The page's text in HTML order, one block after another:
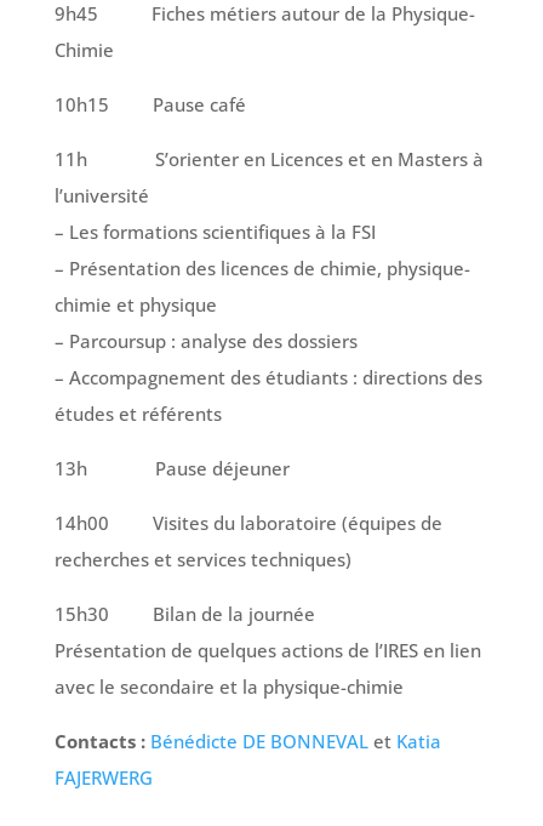
9h45 Fiches métiers autour de la Physique-
Chimie
10h15 Pause café
11h S’orienter en Licences et en Masters à
l’université
– Les formations scientifiques à la FSI
– Présentation des licences de chimie, physique-
chimie et physique
– Parcoursup : analyse des dossiers
– Accompagnement des étudiants : directions des
études et référents
13h Pause déjeuner
14h00 Visites du laboratoire (équipes de
recherches et services techniques)
15h30 Bilan de la journée
Présentation de quelques actions de l’IRES en lien
avec le secondaire et la physique-chimie
Contacts : Bénédicte DE BONNEVALet Katia
FAJERWERG